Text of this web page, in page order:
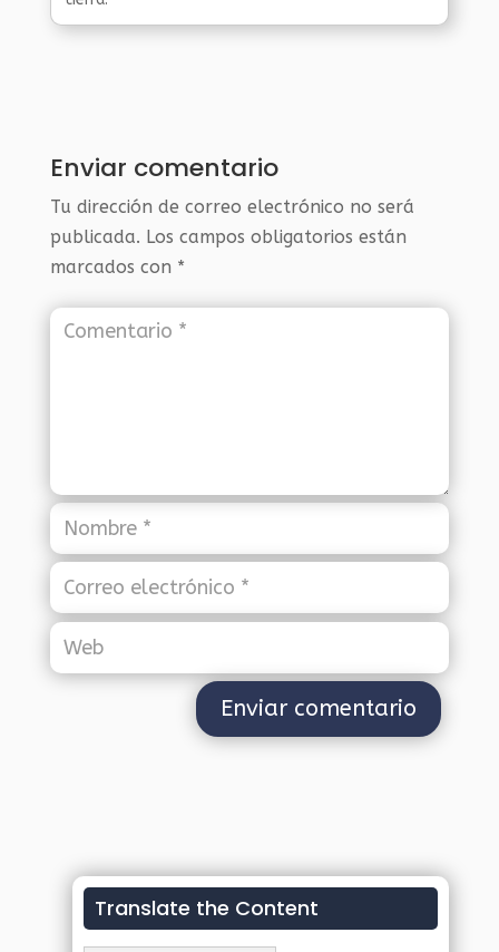
Enviar comentario
Tu dirección de correo electrónico no será
publicada. Los campos obligatorios están
marcados con *
Translate the Content